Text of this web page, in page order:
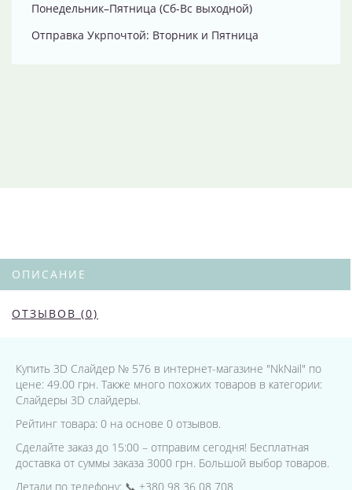
Понедельник–Пятница (Сб-Вс выходной)
Отправка Укрпочтой: Вторник и Пятница
ОПИСАНИЕ
ОТЗЫВОВ (0)
Купить 3D Слайдер № 576 в интернет-магазине "NkNail" по
цене: 49.00 грн. Также много похожих товаров в категории:
Слайдеры 3D слайдеры.
Рейтинг товара: 0 на основе 0 отзывов.
Сделайте заказ до 15:00 – отправим сегодня! Бесплатная
доставка от суммы заказа 3000 грн. Большой выбор товаров.
Детали по телефону: 📞 +380 98 36 08 708